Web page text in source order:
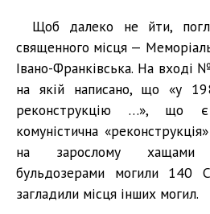
Щоб далеко не йти,
священного місця —
Івано-Франківська. На вході
на якій написано, що «у
реконструкцію …», що
комуністична
на зарослому хащами
бульдозерами могили 140
загладили місця інших могил.